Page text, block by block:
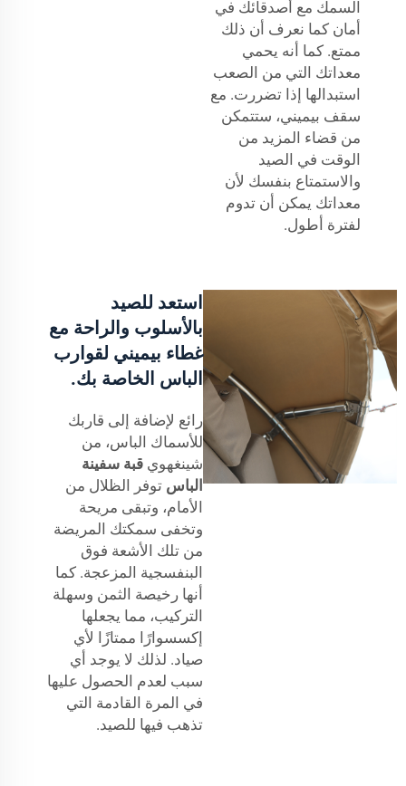
السمك مع أصدقائك في
أمان كما نعرف أن ذلك
ممتع. كما أنه يحمي
معداتك التي من الصعب
استبدالها إذا تضررت. مع
سقف بيميني، ستتمكن
من قضاء المزيد من
الوقت في الصيد
والاستمتاع بنفسك لأن
معداتك يمكن أن تدوم
لفترة أطول.
استعد للصيد
بالأسلوب والراحة مع
غطاء بيميني لقوارب
الباس الخاصة بك.
رائع لإضافة إلى قاربك
للأسماك الباس، من
شينغهوي قبة سفينة
الباس توفر الظلال من
الأمام، وتبقى مريحة
وتخفى سمكتك المريضة
من تلك الأشعة فوق
البنفسجية المزعجة. كما
أنها رخيصة الثمن وسهلة
التركيب، مما يجعلها
إكسسوارًا ممتازًا لأي
صياد. لذلك لا يوجد أي
سبب لعدم الحصول عليها
في المرة القادمة التي
تذهب فيها للصيد.